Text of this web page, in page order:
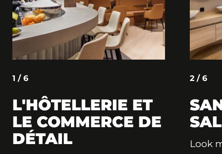
1 / 6
L'HÔTELLERIE ET
LE COMMERCE DE
DÉTAIL
2 / 6
Look